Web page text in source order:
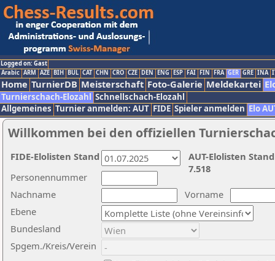
Logged on: Gast
Arabic ARM AZE BIH BUL CAT CHN CRO CZE DEN ENG ESP FAI FIN FRA GER GRE INA
Home TurnierDB Meisterschaft Foto-Galerie Meldekartei
Turnierschach-Elozahl Schnellschach-Elozahl
Allgemeines Turnier anmelden: AUT FIDE Spieler anmelden Elo
Willkommen bei den offiziellen
Nachname
Vorname
Ebene
Personennummer
Bundesland
Spgem./Kreis/Verein
AUT-Elolisten
7.518
FIDE-Elolisten Stand